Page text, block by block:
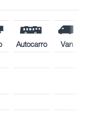
Autocarro
Van